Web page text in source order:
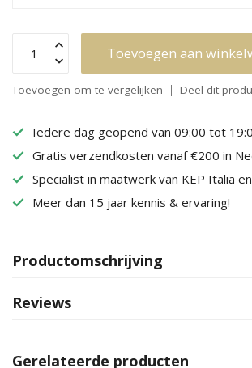
Toevoegen aan
Toevoegen om te vergelijken Deel dit
Iedere dag geopend van 09:00 tot
Gratis verzendkosten vanaf €200 in
Specialist in maatwerk van KEP Italia
Meer dan 15 jaar kennis & ervaring!
Productomschrijving
Reviews
Gerelateerde producten